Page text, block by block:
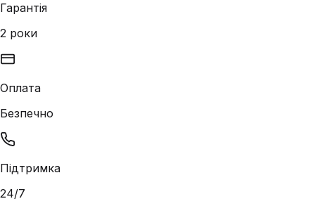
Гарантія
2 роки
Оплата
Безпечно
Підтримка
24/7